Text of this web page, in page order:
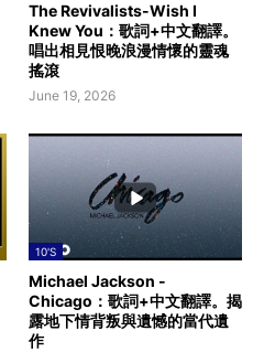
The Revivalists-Wish I
Knew You：歌詞+中文翻譯。
唱出相見恨晚浪漫情懷的靈魂
搖滾
June 19, 2026
10'S
Michael Jackson -
Chicago：歌詞+中文翻譯。揭
露地下情背叛與遺憾的當代遺
作